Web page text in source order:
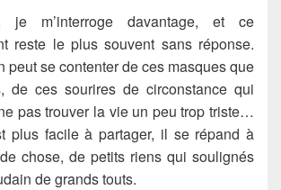
je m’interroge davantage, et ce
reste le plus souvent sans réponse.
peut se contenter de ces masques que
de ces sourires de circonstance qui
pas trouver la vie un peu trop triste…
plus facile à partager, il se répand à
chose, de petits riens qui soulignés
de grands touts.